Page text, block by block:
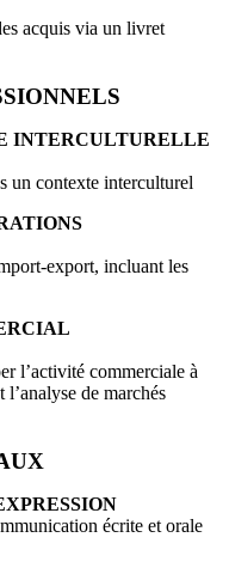
acquis via un livret
INTERCULTURELLE
un contexte interculturel
export, incluant les
l’activité commerciale à
de marchés
écrite et orale